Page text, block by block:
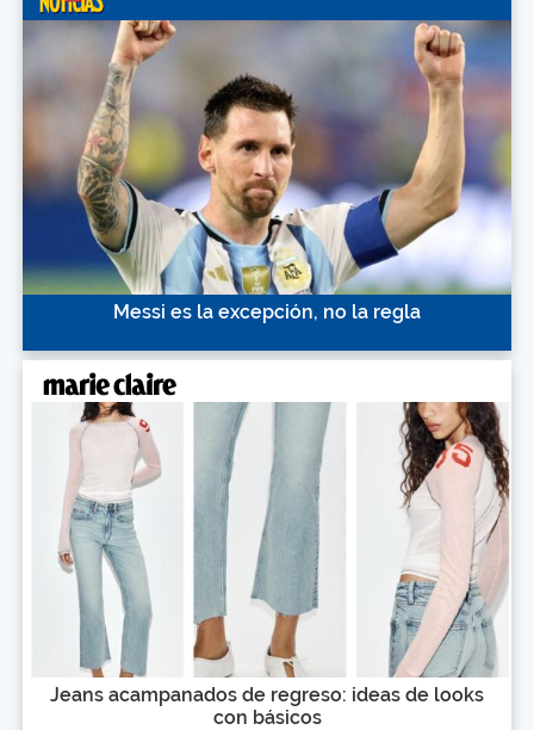
Messi es la excepción, no la regla
Jeans acampanados de regreso: ideas de looks
con básicos